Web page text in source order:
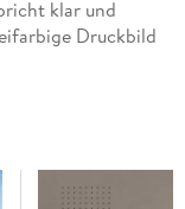
klar und
Druckbild
Sacherklärungen